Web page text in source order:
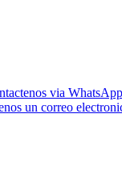
via WhatsApp
un correo